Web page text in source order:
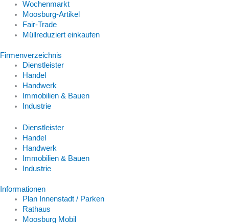
Wochenmarkt
Moosburg-Artikel
Fair-Trade
Müllreduziert einkaufen
Firmenverzeichnis
Dienstleister
Handel
Handwerk
Immobilien & Bauen
Industrie
Dienstleister
Handel
Handwerk
Immobilien & Bauen
Industrie
Informationen
Plan Innenstadt / Parken
Rathaus
Moosburg Mobil